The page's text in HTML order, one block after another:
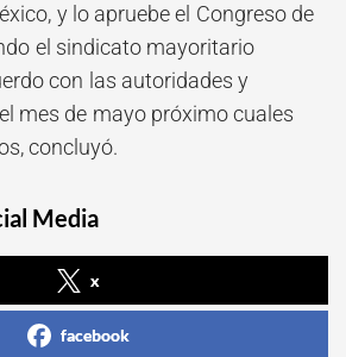
y lo apruebe el Congreso de
el sindicato mayoritario
con las autoridades y
mes de mayo próximo cuales
concluyó.
Media
x
facebook